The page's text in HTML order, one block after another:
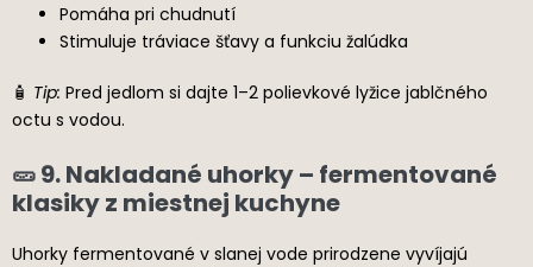
Pomáha pri chudnutí
Stimuluje tráviace šťavy a funkciu žalúdka
🧴 Tip: Pred jedlom si dajte 1–2 polievkové lyžice jablčného
octu s vodou.
🥒 9. Nakladané uhorky – fermentované
klasiky z miestnej kuchyne
Uhorky fermentované v slanej vode prirodzene vyvíjajú